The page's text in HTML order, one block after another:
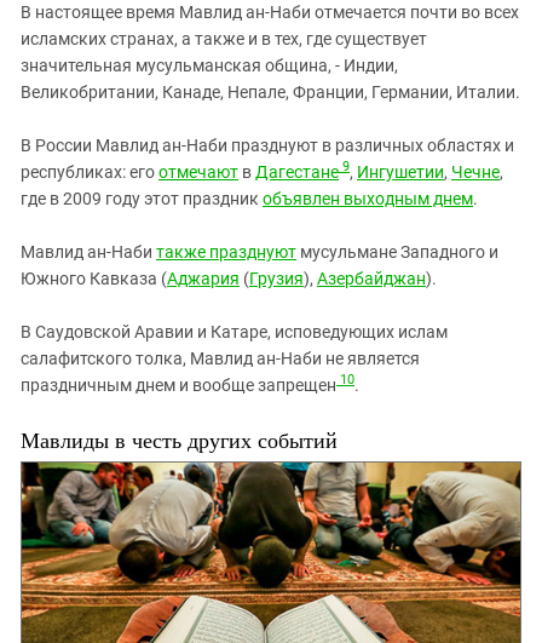
В настоящее время Мавлид ан-Наби отмечается почти во всех
исламских странах, а также и в тех, где существует
значительная мусульманская община, - Индии,
Великобритании, Канаде, Непале, Франции, Германии, Италии.
В России Мавлид ан-Наби празднуют в различных областях и
республиках: егоотмечают в Дагестане 9, Ингушетии, Чечне,
где в 2009 году этот праздник объявлен выходным днем.
Мавлид ан-Наби также празднуют мусульмане Западного и
Южного Кавказа (Аджария (Грузия), Азербайджан).
В Саудовской Аравии и Катаре, исповедующих ислам
салафитского толка, Мавлид ан-Наби не является
праздничным днем и вообще запрещен 10.
Мавлиды в честь других событий